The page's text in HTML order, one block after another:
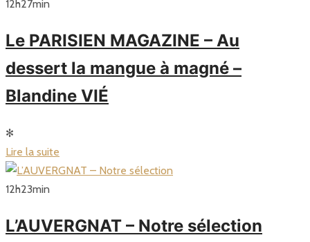
12h27min
Le PARISIEN MAGAZINE – Au
dessert la mangue à magné –
Blandine VIÉ
✻
Lire la suite
12h23min
L’AUVERGNAT – Notre sélection